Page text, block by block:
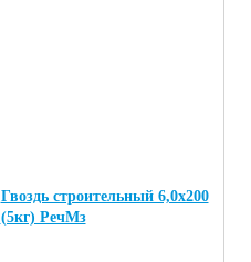
Гвоздь строительный 6,0х200
(5кг) РечМз